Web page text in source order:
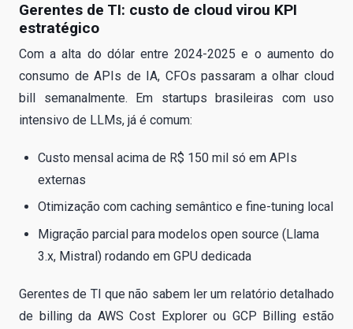
Gerentes de TI: custo de cloud virou KPI
estratégico
Com a alta do dólar entre 2024-2025 e o aumento do
consumo de APIs de IA, CFOs passaram a olhar cloud
bill semanalmente. Em startups brasileiras com uso
intensivo de LLMs, já é comum:
Custo mensal acima de R$ 150 mil só em APIs
externas
Otimização com caching semântico e fine-tuning local
Migração parcial para modelos open source (Llama
3.x, Mistral) rodando em GPU dedicada
Gerentes de TI que não sabem ler um relatório detalhado
de billing da AWS Cost Explorer ou GCP Billing estão